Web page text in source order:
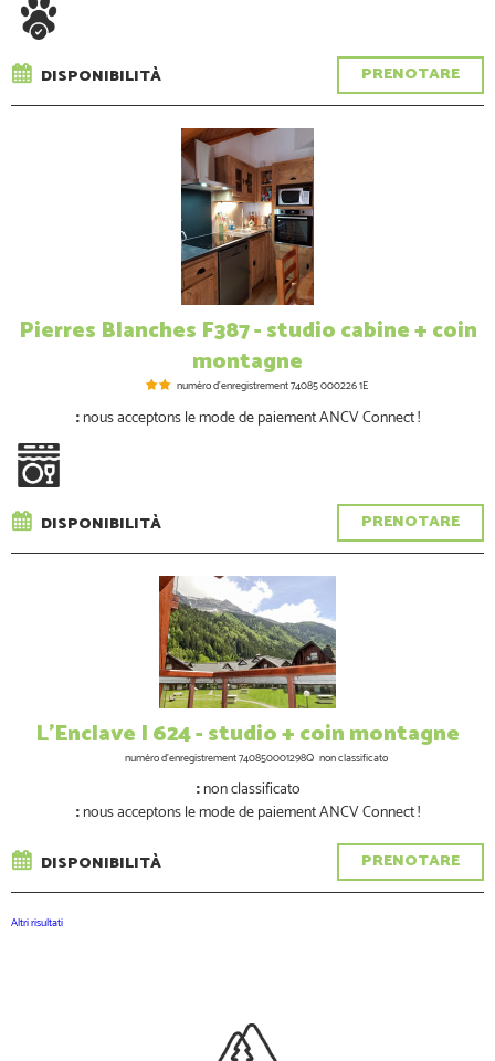
PRENOTARE
DISPONIBILITÀ
Pierres Blanches F387 - studio cabine + coin
montagne
numéro d'enregistrement74085 000226 1E
:nous acceptons le mode de paiement ANCV Connect !
PRENOTARE
DISPONIBILITÀ
L'Enclave I 624 - studio + coin montagne
numéro d'enregistrement740850001298Q non classificato
:non classificato
:nous acceptons le mode de paiement ANCV Connect !
PRENOTARE
DISPONIBILITÀ
Altri risultati